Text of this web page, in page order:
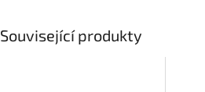
Související produkty